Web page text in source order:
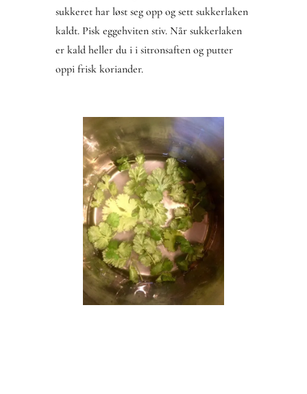
sukkeret har løst seg opp og sett sukkerlaken
kaldt. Pisk eggehviten stiv. Når sukkerlaken
er kald heller du i i sitronsaften og putter
oppi frisk koriander.